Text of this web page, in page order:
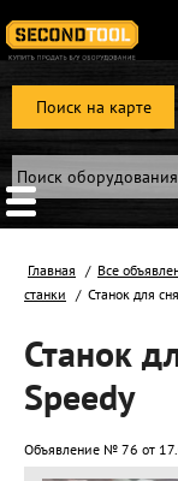
Поиск на карте
Главная Все
станки
Станок для
Станок
Speedy
Объявление № 76 от